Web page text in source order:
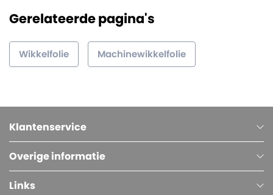
Gerelateerde pagina's
Wikkelfolie Machinewikkelfolie
Klantenservice
Overige informatie
Links